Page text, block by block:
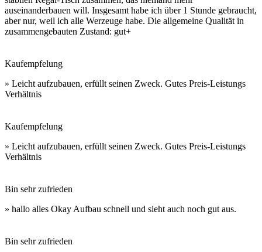
auseinanderbauen will. Insgesamt habe ich über 1 Stunde gebraucht,
aber nur, weil ich alle Werzeuge habe. Die allgemeine Qualität in
zusammengebauten Zustand: gut+
Kaufempfelung
» Leicht aufzubauen, erfüllt seinen Zweck. Gutes Preis-Leistungs
Verhältnis
Kaufempfelung
» Leicht aufzubauen, erfüllt seinen Zweck. Gutes Preis-Leistungs
Verhältnis
Bin sehr zufrieden
» hallo alles Okay Aufbau schnell und sieht auch noch gut aus.
Bin sehr zufrieden